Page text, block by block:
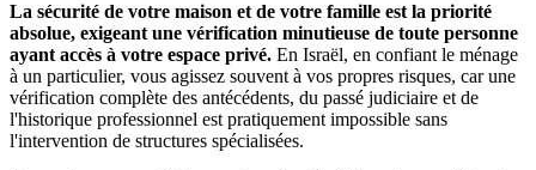
La sécurité de votre maison et de votre famille est la priorité
absolue, exigeant une vérification minutieuse de toute personne
ayant accès à votre espace privé. En Israël, en confiant le ménage
à un particulier, vous agissez souvent à vos propres risques, car une
vérification complète des antécédents, du passé judiciaire et de
l'historique professionnel est pratiquement impossible sans
l'intervention de structures spécialisées.